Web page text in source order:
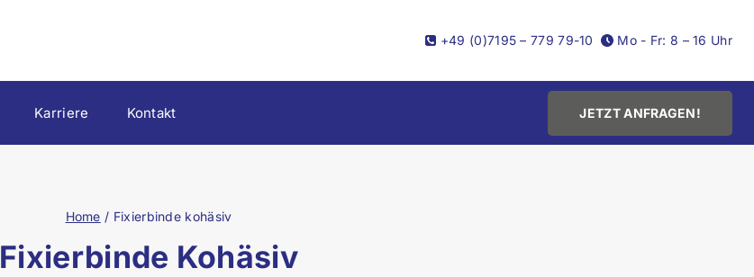
+49 (0)7195 – 779 79-10 Mo - Fr: 8 – 16 Uhr
Karriere Kontakt JETZT ANFRAGEN!
Home / Fixierbinde kohäsiv
Fixierbinde Kohäsiv